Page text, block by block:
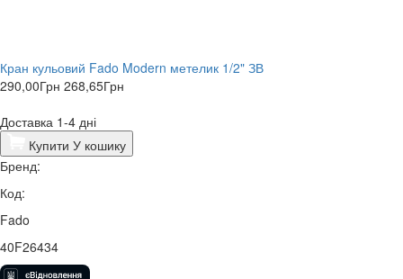
Кран кульовий Fado Modern метелик 1/2" ЗВ
290,00Грн 268,65Грн
Доставка 1-4 дні
Купити У кошику
Бренд:
Код:
Fado
40F26434